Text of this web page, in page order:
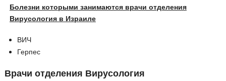
Болезни которыми занимаются врачи отделения
Вирусология в Израиле
ВИЧ
Герпес
Врачи отделения Вирусология